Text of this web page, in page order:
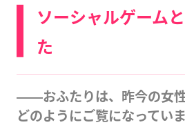
ソーシャルゲーム
た
――おふたりは、昨今の女
どのようにご覧になっていま